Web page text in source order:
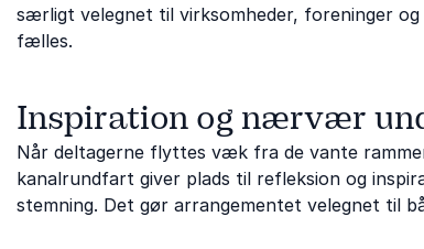
særligt velegnet til virksomheder, foreninger
fælles.
Inspiration og nærvær
Når deltagerne flyttes væk fra de vante
kanalrundfart giver plads til refleksion og
stemning. Det gør arrangementet velegnet til